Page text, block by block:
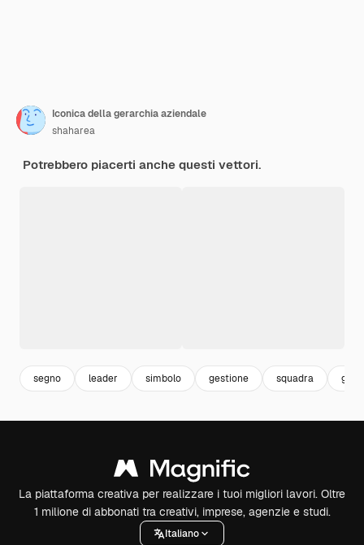
Iconica della gerarchia aziendale
shaharea
Potrebbero piacerti anche questi vettori.
segno leader simbolo gestione squadra
La piattaforma creativa per realizzare i tuoi migliori lavori. Oltre
1 milione di abbonati tra creativi, imprese, agenzie e studi.
Italiano